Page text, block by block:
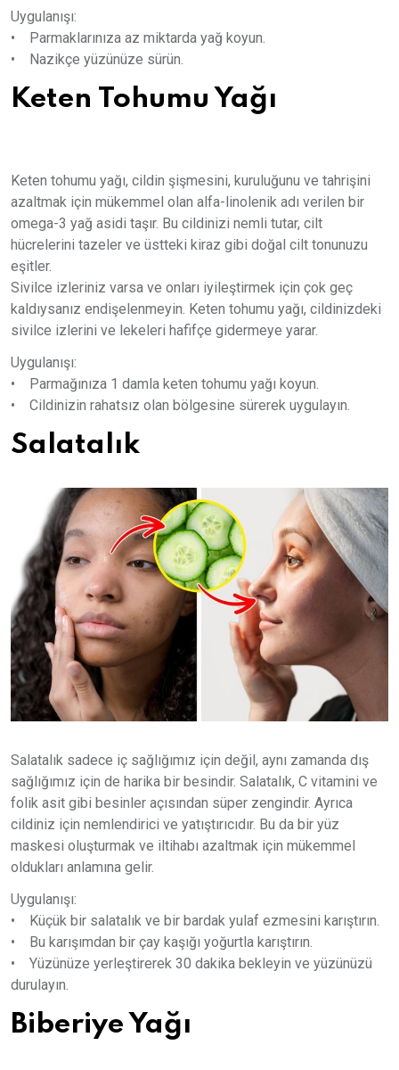
Uygulanışı:
• Parmaklarınıza az miktarda yağ koyun.
• Nazikçe yüzünüze sürün.
Keten Tohumu Yağı
Keten tohumu yağı, cildin şişmesini, kuruluğunu ve tahrişini
azaltmak için mükemmel olan alfa-linolenik adı verilen bir
omega-3 yağ asidi taşır. Bu cildinizi nemli tutar, cilt
hücrelerini tazeler ve üstteki kiraz gibi doğal cilt tonunuzu
eşitler.
Sivilce izleriniz varsa ve onları iyileştirmek için çok geç
kaldıysanız endişelenmeyin. Keten tohumu yağı, cildinizdeki
sivilce izlerini ve lekeleri hafifçe gidermeye yarar.
Uygulanışı:
• Parmağınıza 1 damla keten tohumu yağı koyun.
• Cildinizin rahatsız olan bölgesine sürerek uygulayın.
Salatalık
Salatalık sadece iç sağlığımız için değil, aynı zamanda dış
sağlığımız için de harika bir besindir. Salatalık, C vitamini ve
folik asit gibi besinler açısından süper zengindir. Ayrıca
cildiniz için nemlendirici ve yatıştırıcıdır. Bu da bir yüz
maskesi oluşturmak ve iltihabı azaltmak için mükemmel
oldukları anlamına gelir.
Uygulanışı:
• Küçük bir salatalık ve bir bardak yulaf ezmesini karıştırın.
• Bu karışımdan bir çay kaşığı yoğurtla karıştırın.
• Yüzünüze yerleştirerek 30 dakika bekleyin ve yüzünüzü
durulayın.
Biberiye Yağı